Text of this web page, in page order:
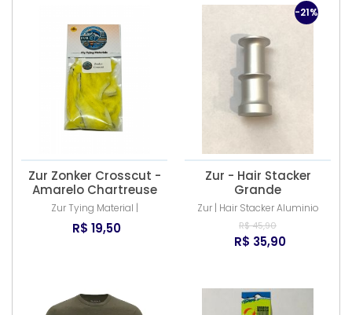
Zur Zonker Crosscut -
Amarelo Chartreuse
Zur Tying Material |
R$ 19,50
-21%
Zur - Hair Stacker
Grande
Zur | Hair Stacker Aluminio
R$ 45,90
R$ 35,90